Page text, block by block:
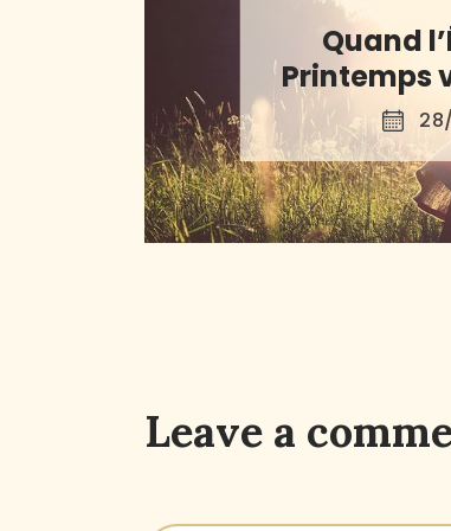
Quand
Printemps
Leave a